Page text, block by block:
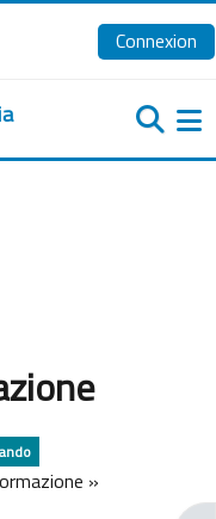
Connexion
»